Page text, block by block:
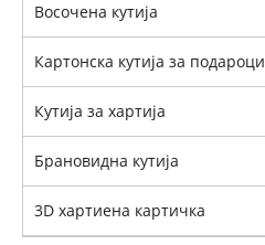
Восочена кутија
Картонска кутија за подароци
Кутија за хартија
Брановидна кутија
3D хартиена картичка